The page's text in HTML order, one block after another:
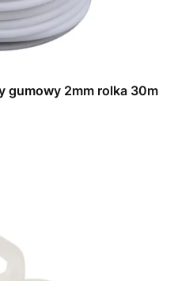
gumowy 2mm rolka 30m